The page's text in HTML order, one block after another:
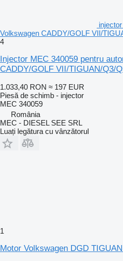
Volkswagen CADDY/GOLF VII/
4
Injector MEC 340059 pentru
CADDY/GOLF VII/TIGUAN/Q3/
1.033,40 RON ≈ 197 EUR
Piesă de schimb - injector
MEC 340059
România
MEC - DIESEL SEE SRL
Luați legătura cu vânzătorul
1
Motor Volkswagen DGD